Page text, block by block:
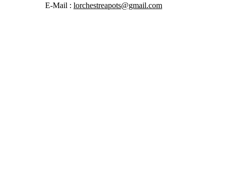
E-Mail : lorchestreapots@gmail.com